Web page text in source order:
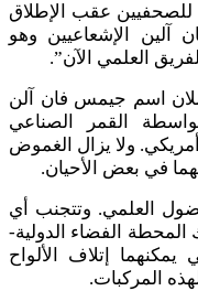
عقب الإطلاق
آلين الإشعاعيين وهو
العلمي الآن”.
اسم جيمس فان آلن
الفيزياء بجامعة أيوا- في 1958 بواسطة القمر الصناعي
أمريكي. ولا يزال الغموض
في بعض الأحيان.
العلمي. وتتجنب أي
الفضاء الدولية-
يمكنهما إتلاف الألواح
المركبات.